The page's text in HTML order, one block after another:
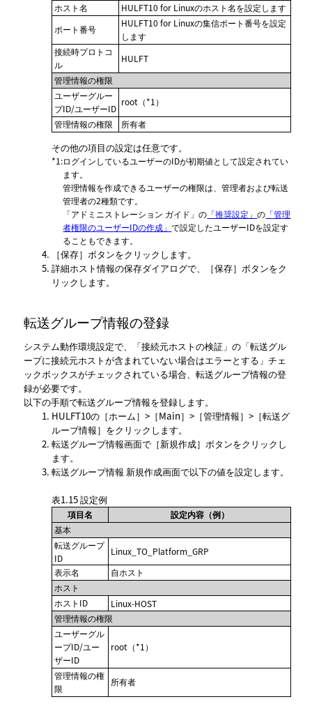
ホスト名
HULFT10 for Linuxのホスト名を設定します
ポート番号
HULFT10 for Linuxの集信ポート番号を設定
します
接続時プロトコ
ル
HULFT
管理情報の権限
ユーザーグルー
プID/ユーザーID
root（*1）
管理情報の権限
所有者
その他の項目の設定は任意です。
*1:ログインしているユーザーのIDが初期値として設定されてい
ます。
管理情報を作成できるユーザーの権限は、管理者および転送
管理者の2種類です。
「アドミニストレーション ガイド」の 「推奨設定」の 「管理
者権限のユーザーIDの作成」で設定したユーザーIDを設定す
ることもできます。
保存
ボタンをクリックします。
詳細ホスト情報の保存ダイアログで、
保存
ボタンをク
リックします。
転送グループ情報の登録
システム動作環境設定で、 接続元ホストの検証 の
転送グル
ープに接続元ホストが含まれていない場合はエラーとする
チェ
ックボックスがチェックされている場合、転送グループ情報の登
録が必要です。
以下の手順で転送グループ情報を登録します。
HULFT10の
ホーム > Main > 管理情報 >
転送グ
ループ情報
をクリックします。
転送グループ情報画面で 新規作成
ボタンをクリックし
ます。
転送グループ情報 新規作成画面で以下の値を設定します。
表1.15設定例
項目名
設定内容（例）
基本
転送グループ
ID
Linux_TO_Platform_GRP
表示名
自ホスト
ホスト
ホストID
Linux-HOST
管理情報の権限
ユーザーグル
ープID/ユー
ザーID
root（*1）
管理情報の権
限
所有者